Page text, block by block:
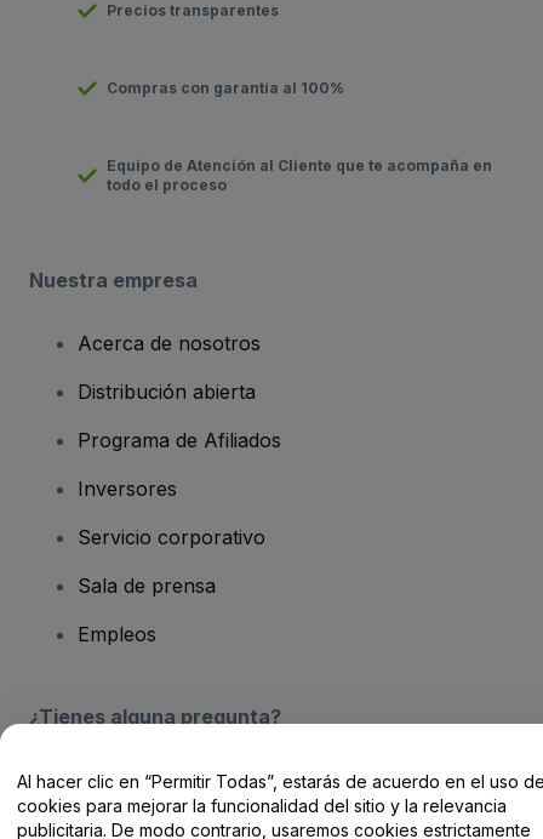
Precios transparentes
Compras con garantía al 100%
Equipo de Atención al Cliente que te acompaña en
todo el proceso
Nuestra empresa
Acerca de nosotros
Distribución abierta
Programa de Afiliados
Inversores
Servicio corporativo
Sala de prensa
Empleos
¿Tienes alguna pregunta?
Centro de Ayuda / Contacto
Al hacer clic en “Permitir Todas”, estarás de acuerdo en el uso
cookies para mejorar la funcionalidad del sitio y la relevancia
publicitaria. De modo contrario, usaremos cookies estrictamente